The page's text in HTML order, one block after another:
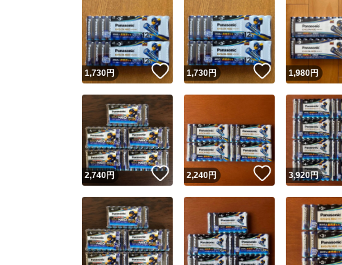
Yahoo!フリマ
安心取引出品者
安心取引出
1,730円 いいね！
1,730円 いいね！
1,980円
2,740円 いいね！
2,240円 いいね！
3,920円